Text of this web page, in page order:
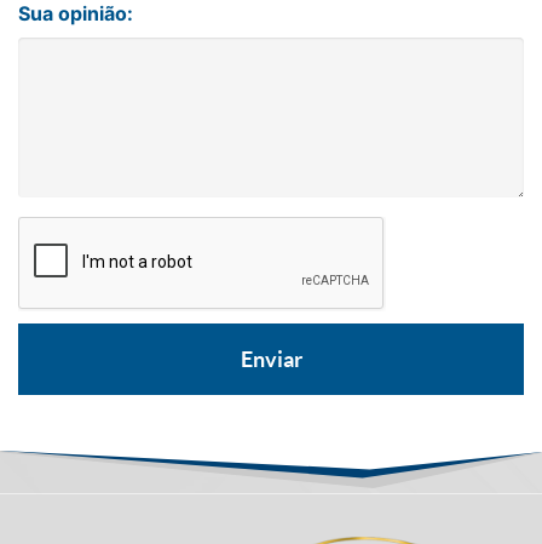
Sua opinião: